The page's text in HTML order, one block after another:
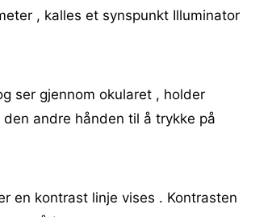
, kalles et synspunkt Illuminator
ser gjennom okularet , holder
andre hånden til å trykke på
en kontrast linje vises . Kontrasten